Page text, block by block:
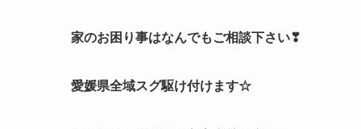
家のお困り事はなんでもご相談下さい❣
愛媛県全域スグ駆け付けます☆